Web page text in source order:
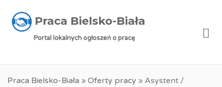
Praca Bielsko-Biała
Portal lokalnych ogłoszeń o pracę
Praca Bielsko-Biała » Oferty pracy » Asystent /